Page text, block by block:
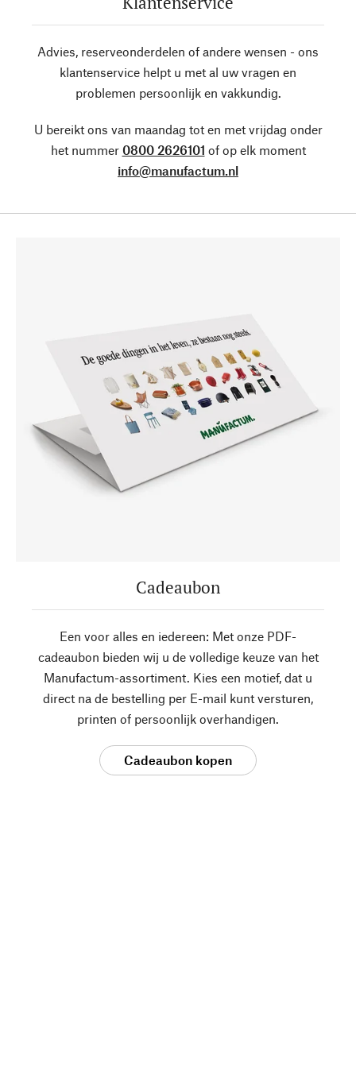
Advies, reserveonderdelen of andere wensen - ons
klantenservice helpt u met al uw vragen en
problemen persoonlijk en vakkundig.
U bereikt ons van maandag tot en met vrijdag onder
het nummer 0800 2626101 of op elk moment
info@manufactum.nl
Cadeaubon
Een voor alles en iedereen: Met onze PDF-
cadeaubon bieden wij u de volledige keuze van het
Manufactum-assortiment. Kies een motief, dat u
direct na de bestelling per E-mail kunt versturen,
printen of persoonlijk overhandigen.
Cadeaubon kopen